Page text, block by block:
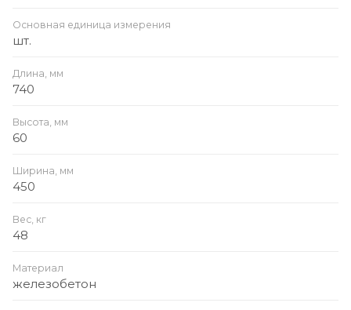
Основная единица измерения
шт.
Длина, мм
740
Высота, мм
60
Ширина, мм
450
Вес, кг
48
Материал
железобетон